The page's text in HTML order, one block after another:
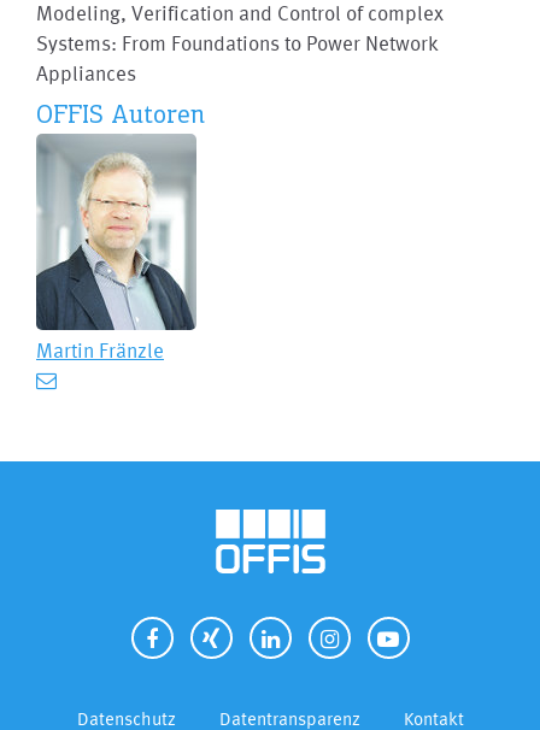
Modeling, Verification and Control of complex
Systems: From Foundations to Power Network
Appliances
OFFIS Autoren
Martin Fränzle
Datenschutz Datentransparenz Kontakt